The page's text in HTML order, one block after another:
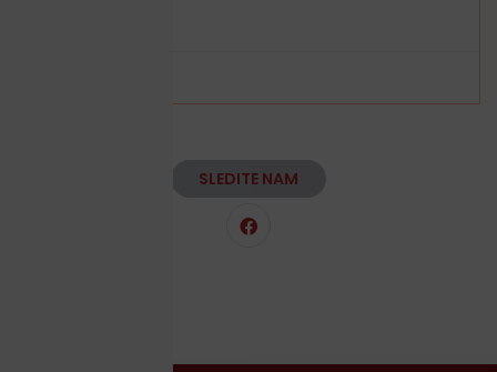
SLEDITE NAM